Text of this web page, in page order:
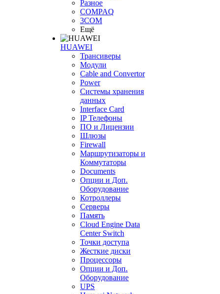
Разное
COMPAQ
3COM
Ещё
HUAWEI
Трансиверы
Модули
Cable and Convertor
Power
Системы хранения
данных
Interface Card
IP Телефоны
ПО и Лицензии
Шлюзы
Firewall
Маршрутизаторы и
Коммутаторы
Documents
Опции и Доп.
Оборудование
Котроллеры
Серверы
Память
Cloud Engine Data
Center Switch
Точки доступа
Жесткие диски
Процессоры
Опции и Доп.
Оборудование
UPS